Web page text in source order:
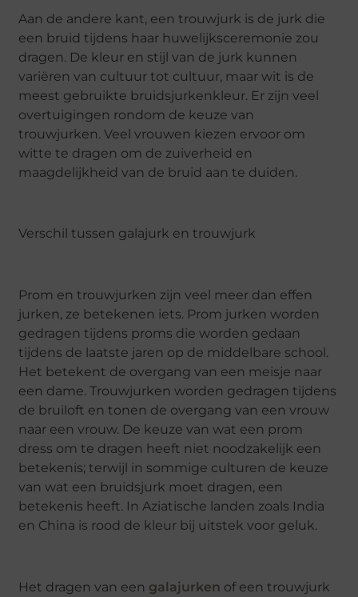
Aan de andere kant, een trouwjurk is de jurk die
een bruid tijdens haar huwelijksceremonie zou
dragen. De kleur en stijl van de jurk kunnen
variëren van cultuur tot cultuur, maar wit is de
meest gebruikte bruidsjurkenkleur. Er zijn veel
overtuigingen rondom de keuze van
trouwjurken. Veel vrouwen kiezen ervoor om
witte te dragen om de zuiverheid en
maagdelijkheid van de bruid aan te duiden.
Verschil tussen galajurk en trouwjurk
Prom en trouwjurken zijn veel meer dan effen
jurken, ze betekenen iets. Prom jurken worden
gedragen tijdens proms die worden gedaan
tijdens de laatste jaren op de middelbare school.
Het betekent de overgang van een meisje naar
een dame. Trouwjurken worden gedragen tijdens
de bruiloft en tonen de overgang van een vrouw
naar een vrouw. De keuze van wat een prom
dress om te dragen heeft niet noodzakelijk een
betekenis; terwijl in sommige culturen de keuze
van wat een bruidsjurk moet dragen, een
betekenis heeft. In Aziatische landen zoals India
en China is rood de kleur bij uitstek voor geluk.
Het dragen van een galajurken of een trouwjurk